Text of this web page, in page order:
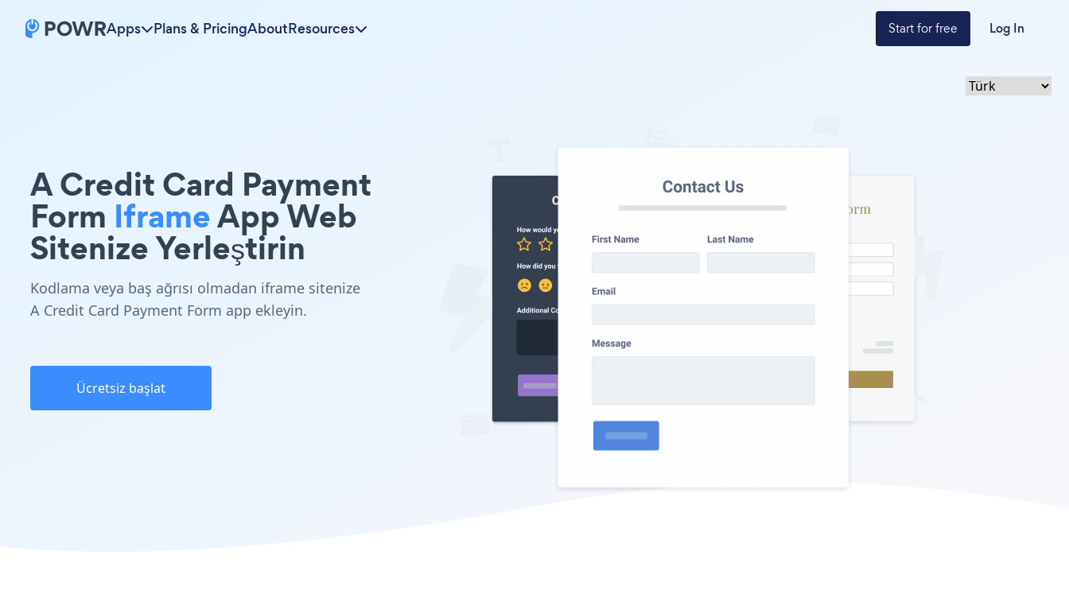
Apps Plans & PricingAboutResources Start for free Log In
A Credit Card Payment
Form IframeApp Web
Sitenize Yerleştirin
Kodlama veya baş ağrısı olmadan iframe sitenize
A Credit Card Payment Form app ekleyin.
Ücretsiz başlat